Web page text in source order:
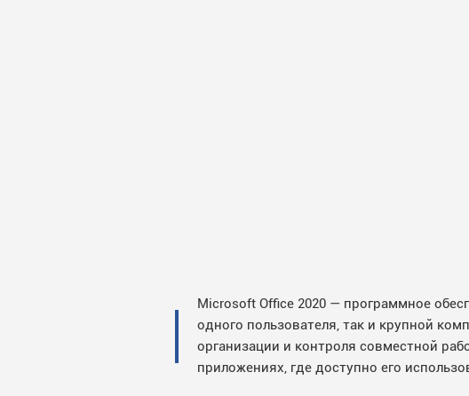
Microsoft Office 2020 — программное
одного пользователя, так и крупной
организации и контроля совместной
приложениях, где доступно его